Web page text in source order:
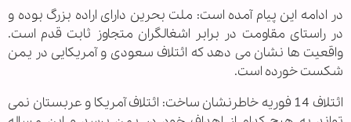
در ادامه این پیام آمده است: ملت بحرین دارای اراده بزرگ بوده و
در راستای مقاومت در برابر اشغالگران متجاوز ثابت قدم است.
واقعیت ها نشان می دهد که ائتلاف سعودی و آمریکایی در یمن
شکست خورده است.
ائتلاف 14 فوریه خاطرنشان ساخت: ائتلاف آمریکا و عربستان نمی